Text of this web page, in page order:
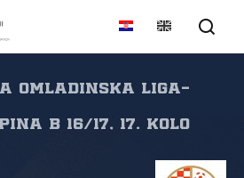
omladinska liga-
B 16/17, 17. kolo